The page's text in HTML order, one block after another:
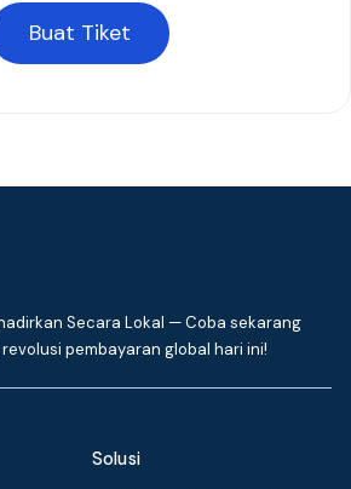
Buat Tiket
Secara Lokal — Coba sekarang
pembayaran global hari ini!
Solusi